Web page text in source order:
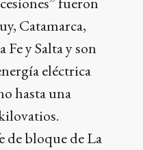
Catamarca,
y Salta y son
eléctrica
hasta una
de bloque de La